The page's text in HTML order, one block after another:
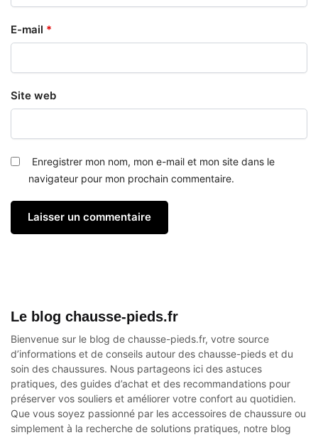
E-mail *
Site web
Enregistrer mon nom, mon e-mail et mon site dans le
navigateur pour mon prochain commentaire.
Le blog chausse-pieds.fr
Bienvenue sur le blog de chausse-pieds.fr, votre source
d’informations et de conseils autour des chausse-pieds et du
soin des chaussures. Nous partageons ici des astuces
pratiques, des guides d’achat et des recommandations pour
préserver vos souliers et améliorer votre confort au quotidien.
Que vous soyez passionné par les accessoires de chaussure ou
simplement à la recherche de solutions pratiques, notre blog